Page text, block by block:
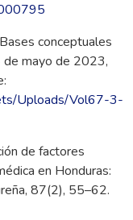
conceptuales
de mayo de 2023,
Uploads/Vol67-3-
de factores
en Honduras:
87(2), 55–62.